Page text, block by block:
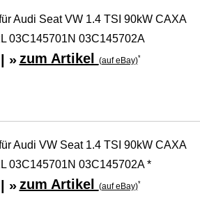
Audi Seat VW 1.4 TSI 90kW CAXA
03C145701N 03C145702A
» zum Artikel (auf eBay)*
Audi VW Seat 1.4 TSI 90kW CAXA
03C145701N 03C145702A *
» zum Artikel (auf eBay)*